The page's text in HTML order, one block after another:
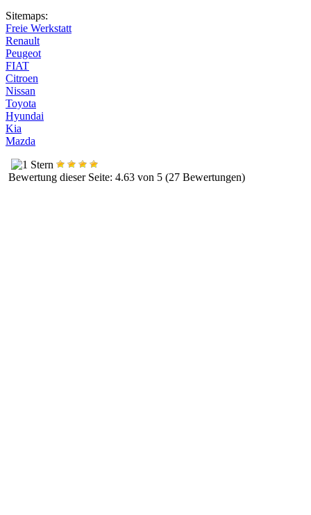
Sitemaps:
Freie Werkstatt
Renault
Peugeot
FIAT
Citroen
Nissan
Toyota
Hyundai
Kia
Mazda
Bewertung dieser Seite: 4.63 von 5 (27 Bewertungen)